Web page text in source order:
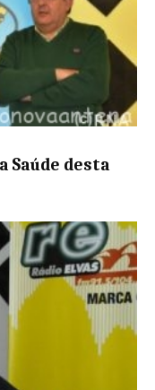
Saúde desta